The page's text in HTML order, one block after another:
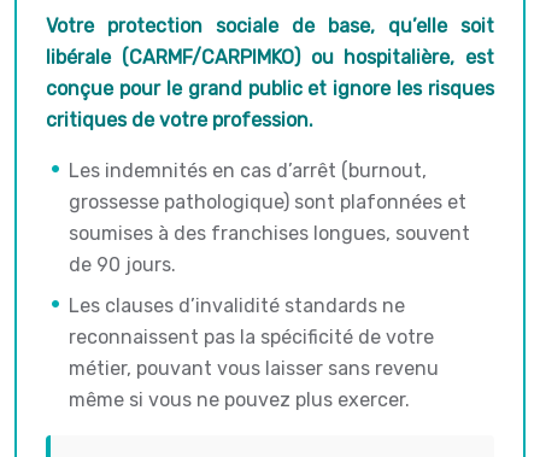
Votre protection sociale de base, qu’elle soit
libérale (CARMF/CARPIMKO) ou hospitalière, est
conçue pour le grand public et ignore les risques
critiques de votre profession.
Les indemnités en cas d’arrêt (burnout,
grossesse pathologique) sont plafonnées et
soumises à des franchises longues, souvent
de 90 jours.
Les clauses d’invalidité standards ne
reconnaissent pas la spécificité de votre
métier, pouvant vous laisser sans revenu
même si vous ne pouvez plus exercer.